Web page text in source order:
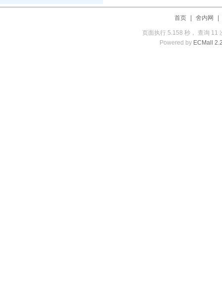
首页 舍内网
页面执行 5.158 秒， 查询 11
Powered by ECMall